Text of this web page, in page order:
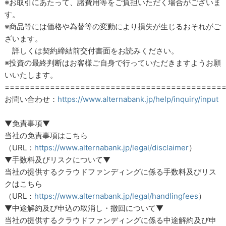
※お取引にあたって、諸費用等をご負担いただく場合がございま
す。
※商品等には価格や為替等の変動により損失が生じるおそれがご
ざいます。
詳しくは契約締結前交付書面をお読みください。
※投資の最終判断はお客様ご自身で行っていただきますようお願
いいたします。
お問い合わせ： https://www.alternabank.jp/help/inquiry/input
▼免責事項▼
当社の免責事項はこちら
（URL： https://www.alternabank.jp/legal/disclaimer）
▼手数料及びリスクについて▼
当社の提供するクラウドファンディングに係る手数料及びリス
クはこちら
（URL： https://www.alternabank.jp/legal/handlingfees）
▼中途解約及び申込の取消し・撤回について▼
当社の提供するクラウドファンディングに係る中途解約及び申